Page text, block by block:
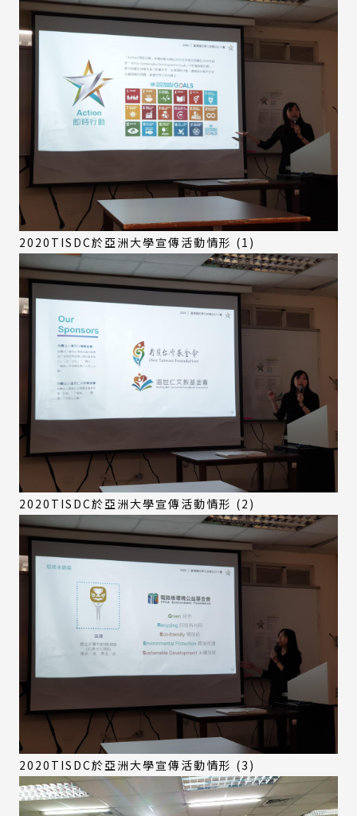
2020TISDC於亞洲大學宣傳活動情形 (1)
2020TISDC於亞洲大學宣傳活動情形 (2)
2020TISDC於亞洲大學宣傳活動情形 (3)